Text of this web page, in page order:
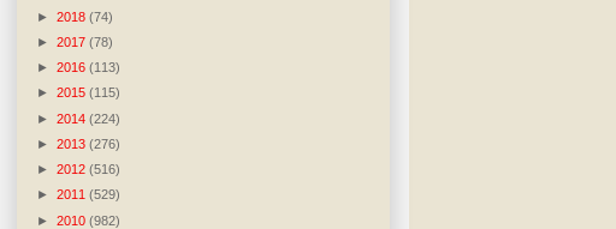
► 2018 (74)
► 2017 (78)
► 2016 (113)
► 2015 (115)
► 2014 (224)
► 2013 (276)
► 2012 (516)
► 2011 (529)
► 2010 (982)